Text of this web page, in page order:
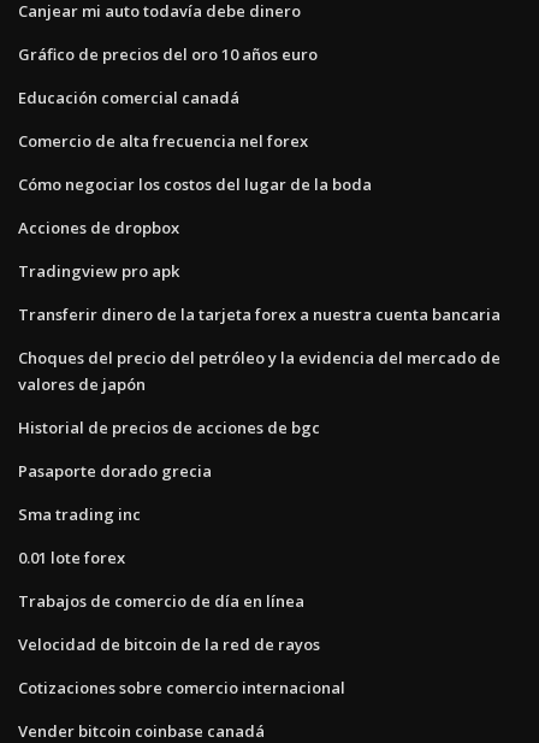
Canjear mi auto todavía debe dinero
Gráfico de precios del oro 10 años euro
Educación comercial canadá
Comercio de alta frecuencia nel forex
Cómo negociar los costos del lugar de la boda
Acciones de dropbox
Tradingview pro apk
Transferir dinero de la tarjeta forex a nuestra cuenta bancaria
Choques del precio del petróleo y la evidencia del mercado de
valores de japón
Historial de precios de acciones de bgc
Pasaporte dorado grecia
Sma trading inc
0.01 lote forex
Trabajos de comercio de día en línea
Velocidad de bitcoin de la red de rayos
Cotizaciones sobre comercio internacional
Vender bitcoin coinbase canadá